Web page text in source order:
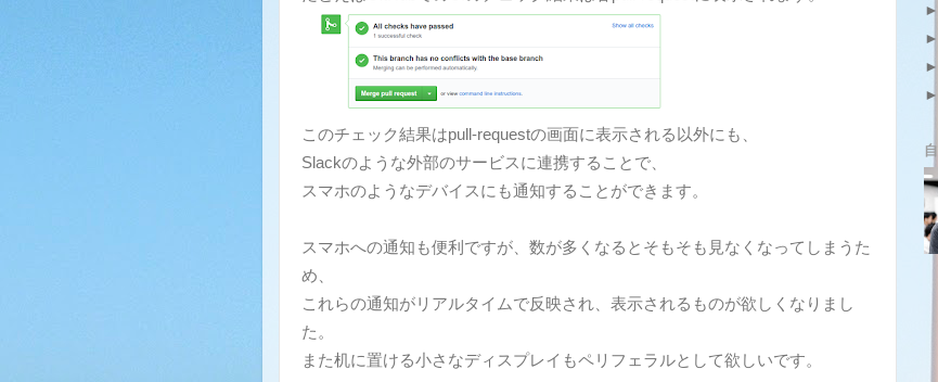
このチェック結果はpull-requestの画面に表示される以外にも、
Slackのような外部のサービスに連携することで、
スマホのようなデバイスにも通知することができます。
スマホへの通知も便利ですが、数が多くなるとそもそも見なくなってしまうた
め、
これらの通知がリアルタイムで反映され、表示されるものが欲しくなりまし
た。
また机に置ける小さなディスプレイもペリフェラルとして欲しいです。